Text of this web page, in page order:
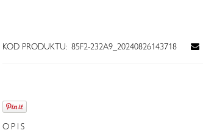
KOD PRODUKTU: 85F2-232A9_20240826143718
OPIS